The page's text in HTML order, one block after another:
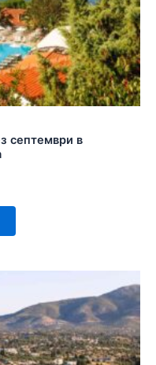
септември в